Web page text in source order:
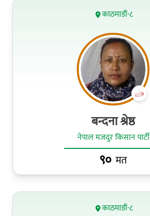
काठमाडौं-८
बन्दना श्रेष्ठ
नेपाल मजदुर किसान पार्टी
९० मत
काठमाडौं-८